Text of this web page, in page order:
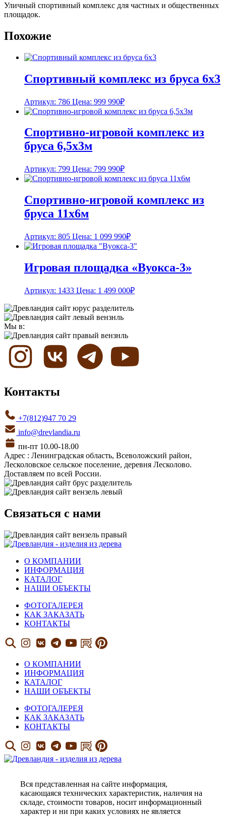
Уличный спортивный комплекс для частных и общественных
площадок.
Похожие
Спортивный комплекс из бруса 6х3
Артикул: 786 Цена: 999 990₽
Спортивно-игровой комплекс из
бруса 6,5х3м
Артикул: 799 Цена: 799 990₽
Спортивно-игровой комплекс из
бруса 11х6м
Артикул: 805 Цена: 1 099 990₽
Игровая площадка «Вуокса-3»
Артикул: 1433 Цена: 1 499 000₽
Мы в:
Контакты
+7(812)947 70 29
info@drevlandia.ru
пн-пт 10.00-18.00
Адрес : Ленинградская область, Всеволожский район,
Лесколовское сельское поселение, деревня Лесколово.
Доставляем по всей России.
Связаться с нами
О КОМПАНИИ
ИНФОРМАЦИЯ
КАТАЛОГ
НАШИ ОБЪЕКТЫ
ФОТОГАЛЕРЕЯ
КАК ЗАКАЗАТЬ
КОНТАКТЫ
О КОМПАНИИ
ИНФОРМАЦИЯ
КАТАЛОГ
НАШИ ОБЪЕКТЫ
ФОТОГАЛЕРЕЯ
КАК ЗАКАЗАТЬ
КОНТАКТЫ
Вся представленная на сайте информация,
касающаяся технических характеристик, наличия на
складе, стоимости товаров, носит информационный
характер и ни при каких условиях не является